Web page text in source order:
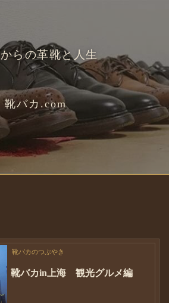
らの革靴と人生
靴バカ.com
靴バカのつぶやき
靴バカin上海 観光グルメ編